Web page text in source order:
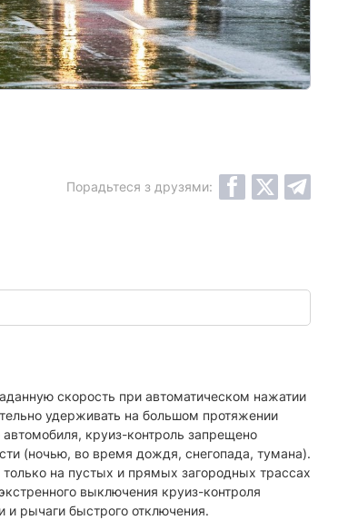
Порадьтеся з друзями:
скорость при автоматическом нажатии
удерживать на большом протяжении
круиз-контроль запрещено
(ночью, во время дождя, снегопада, тумана).
на пустых и прямых загородных трассах
выключения круиз-контроля
и рычаги быстрого отключения.